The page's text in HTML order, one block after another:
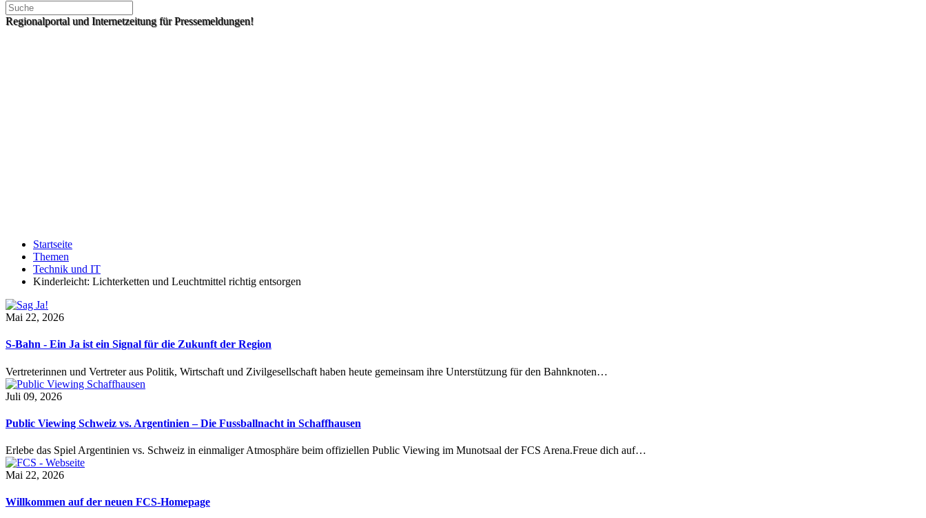
Regionalportal und Internetzeitung für Pressemeldungen!
Startseite
Themen
Technik und IT
Kinderleicht: Lichterketten und Leuchtmittel richtig entsorgen
Mai 22, 2026
S-Bahn - Ein Ja ist ein Signal für die Zukunft der Region
Vertreterinnen und Vertreter aus Politik, Wirtschaft und Zivilgesellschaft haben heute gemeinsam ihre Unterstützung für den Bahnknoten…
Juli 09, 2026
Public Viewing Schweiz vs. Argentinien – Die Fussballnacht in Schaffhausen
Erlebe das Spiel Argentinien vs. Schweiz in einmaliger Atmosphäre beim offiziellen Public Viewing im Munotsaal der FCS Arena.Freue dich auf…
Mai 22, 2026
Willkommen auf der neuen FCS-Homepage